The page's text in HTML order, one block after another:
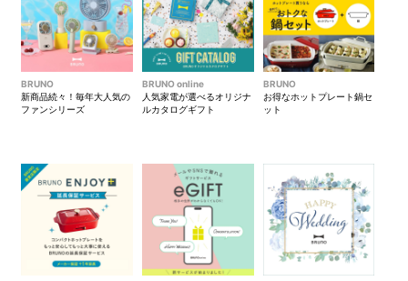
BRUNO
新商品続々！毎年大人気の
ファンシリーズ
BRUNO online
人気家電が選べるオリジナ
ルカタログギフト
BRUNO
お得なホットプレート鍋セ
ット